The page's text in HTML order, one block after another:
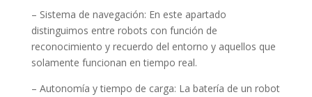
– Sistema de navegación: En este apartado
distinguimos entre robots con función de
reconocimiento y recuerdo del entorno y aquellos que
solamente funcionan en tiempo real.
– Autonomía y tiempo de carga: La batería de un robot